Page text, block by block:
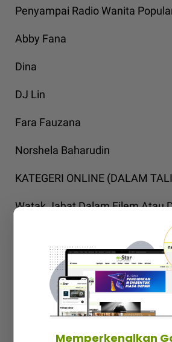
Penyampai Radio Wanita
Abby Fana
Dina
DJ Lin
Fara Fauzana
Norshela Baharudin
KATEGERI ONLINE (DALAM
Watak Jahat Dalam Filem Atau
Hanez Suraya
Izreen Azminda
Nabila Huda
Memperkenalkan